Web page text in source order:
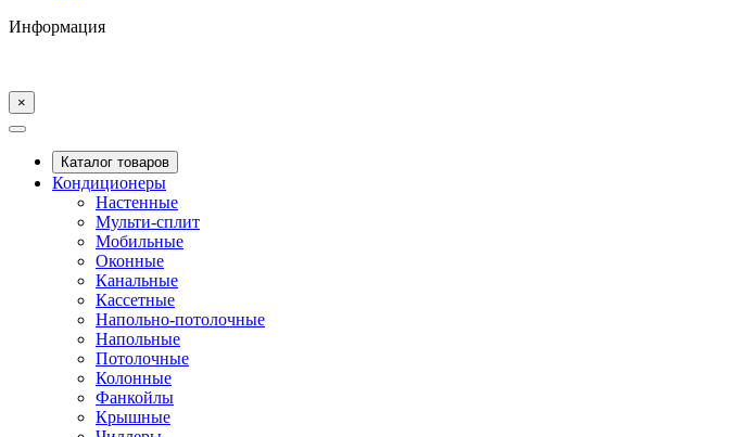
Информация
×
Каталог товаров
Кондиционеры
Настенные
Мульти-сплит
Мобильные
Оконные
Канальные
Кассетные
Напольно-потолочные
Напольные
Потолочные
Колонные
Фанкойлы
Крышные